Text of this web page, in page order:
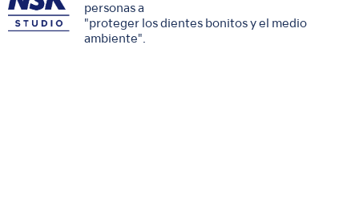
personas a
"proteger los dientes bonitos y el medio
ambiente".